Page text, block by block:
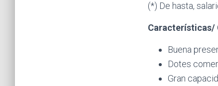
(*) De hasta,
Características/
Buena
Dotes
Gran